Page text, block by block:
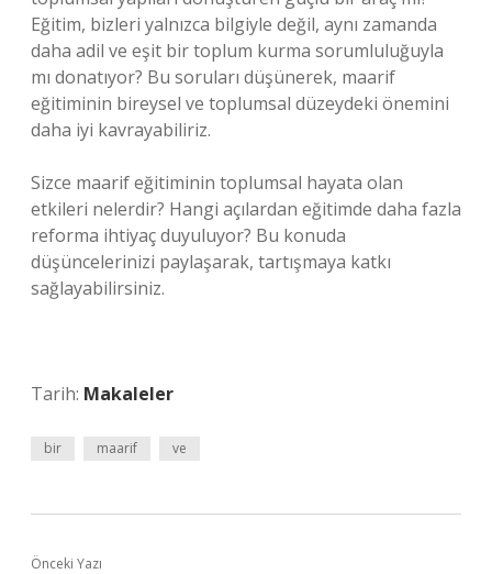
Eğitim, bizleri yalnızca bilgiyle değil, aynı zamanda
daha adil ve eşit bir toplum kurma sorumluluğuyla
mı donatıyor? Bu soruları düşünerek, maarif
eğitiminin bireysel ve toplumsal düzeydeki önemini
daha iyi kavrayabiliriz.
Sizce maarif eğitiminin toplumsal hayata olan
etkileri nelerdir? Hangi açılardan eğitimde daha fazla
reforma ihtiyaç duyuluyor? Bu konuda
düşüncelerinizi paylaşarak, tartışmaya katkı
sağlayabilirsiniz.
Tarih: Makaleler
bir maarif ve
Önceki Yazı